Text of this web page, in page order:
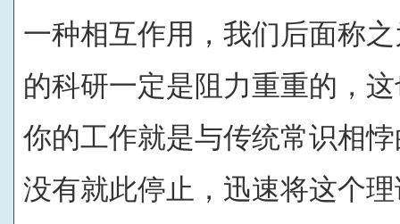
一种相互作用，我们后面称
的科研一定是阻力重重的，
你的工作就是与传统常识相
没有就此停止，迅速将这个